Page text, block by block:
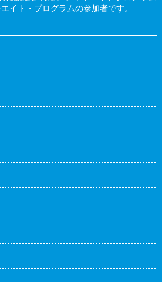
イト・プログラムの参加者です。